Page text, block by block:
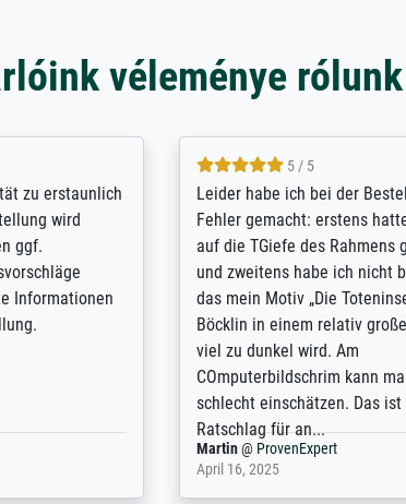
véleménye rólunk
The
process
efficient and
I
found the site
- I am very
5 / 5
The team at Meisterdrucke
meet its clients demands,
expert advice on how to
results for the prints
client. The company has a
repertoire of prints to
will provide excellent service
regards to prints which are
repertoire. Highly
Anonym@ProvenExpert
April 22, 2026